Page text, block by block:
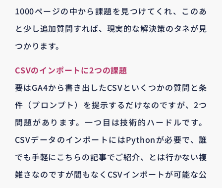
1000ページの中から課題を見つけてくれ、このあ
と少し追加質問すれば、現実的な解決策のタネが見
つかります。
CSVのインポートに2つの課題
要はGA4から書き出したCSVといくつかの質問と条
件（プロンプト）を提示するだけなのですが、2つ
問題があります。一つ目は技術的ハードルです。
CSVデータのインポートにはPythonが必要で、誰
でも手軽にこちらの記事でご紹介、とは行かない複
雑さなのですが間もなくCSVインポートが可能な公